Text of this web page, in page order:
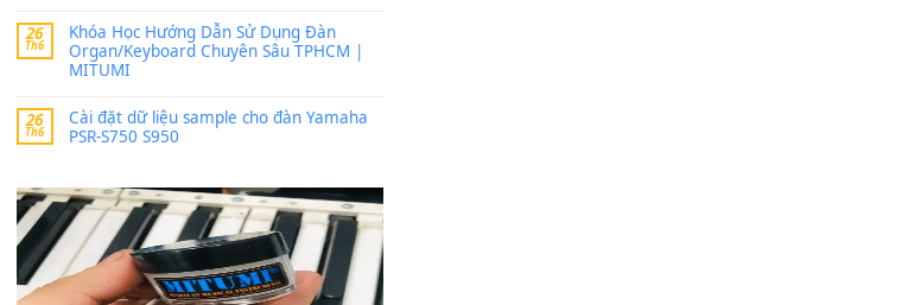
Trang hợp âm chưa cập nhật sheet, bạn đợi một
thời gian nhé
30 Tháng 9, 2025
Cho xin sheet nhạc organ được không ạ
BÀI MỚI VIẾT
20
Th7
Dịch vụ cho thuê âm thanh tiệc gia đình,
ban nhạc, ca sĩ.